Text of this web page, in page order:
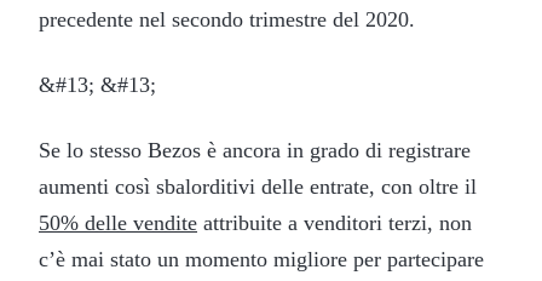
precedente nel secondo trimestre del 2020.
&#13; &#13;
Se lo stesso Bezos è ancora in grado di registrare
aumenti così sbalorditivi delle entrate, con oltre il
50% delle vendite attribuite a venditori terzi, non
c’è mai stato un momento migliore per partecipare